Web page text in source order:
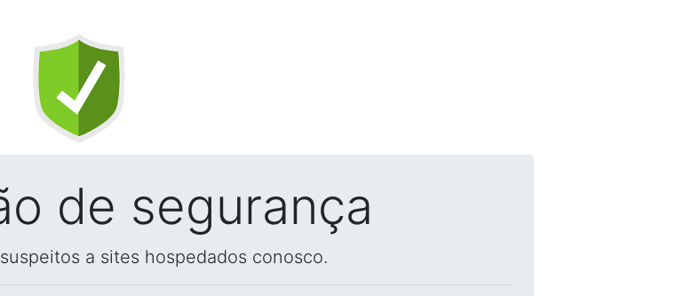
de segurança
a sites hospedados conosco.